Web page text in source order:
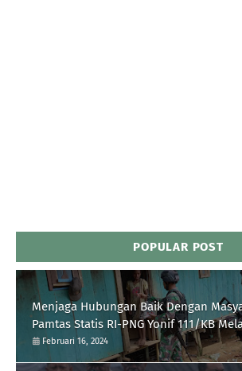
POPULAR POST
Menjaga Hubungan Baik Dengan
Pamtas Statis RI-PNG Yonif 111/KB
Silaturrahmi
Februari 16, 2024